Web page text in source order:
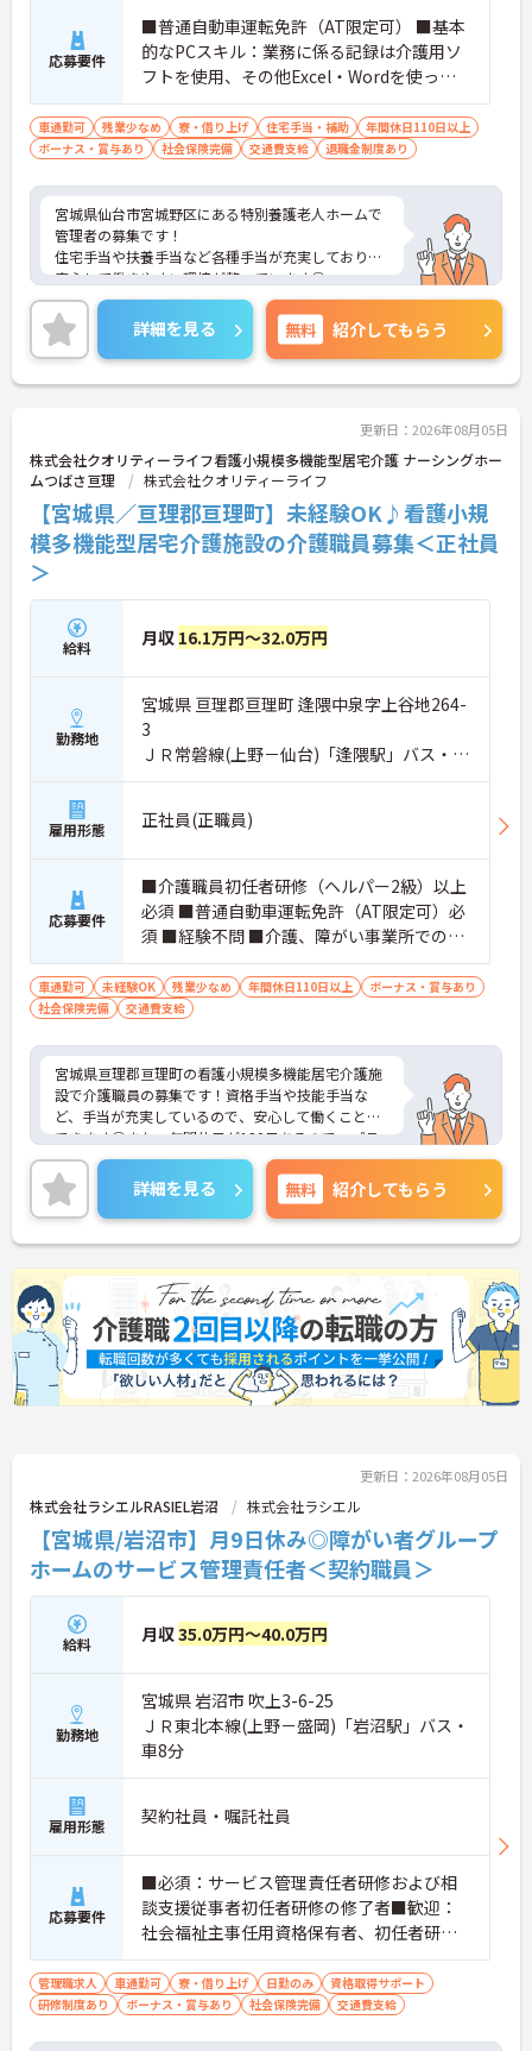
応募要件
■普通自動車運転免許（AT限定可） ■基本
的なPCスキル：業務に係る記録は介護用ソ
フトを使用、その他Excel・Wordを使った
入力作業・文書作成あり ■介護業務及び管
理に係る実務経験（在宅・施設を問わず）3
年程度あれば尚可
車通勤可 残業少なめ 寮・借り上げ 住宅手当・補助
年間休日110日以上
ボーナス・賞与あり
社会保険完備 交通費支給 退職金制度あり
宮城県仙台市宮城野区にある特別養護老人ホームで
管理者の募集です！
住宅手当や扶養手当など各種手当が充実しており、
安心して働きやすい環境が整っています◎
また、完全週休2日制で年間休日も120日あるため、
プライベートの時間をしっかり確保でき仕事との両
立がしやすい職場です♪
ご興味ある方は面接ポイントをお伝えしますので、
お気軽にご連絡ください。
詳細を見る 無料 紹介してもらう
更新日：2026年08月05日
株式会社クオリティーライフ看護小規模多機能型居宅介護 ナーシングホー
ムつばさ亘理
株式会社クオリティーライフ
【宮城県／亘理郡亘理町】未経験OK♪看護小規
模多機能型居宅介護施設の介護職員募集＜正社員
＞
給料 月収 16.1万円～32.0万円
勤務地
宮城県 亘理郡亘理町 逢隈中泉字上谷地264-
3
ＪＲ常磐線(上野－仙台)「逢隈駅」バス・車
10分
雇用形態 正社員(正職員)
応募要件
■介護職員初任者研修（ヘルパー2級）以上
必須 ■普通自動車運転免許（AT限定可）必
須 ■経験不問 ■介護、障がい事業所での勤
務経験あれば尚可 ■居宅生活支援に係る免
許、資格があれば尚可
車通勤可 未経験OK 残業少なめ 年間休日110日以上
ボーナス・賞与あり
社会保険完備
交通費支給
宮城県亘理郡亘理町の看護小規模多機能居宅介護施
設で介護職員の募集です！資格手当や技能手当な
ど、手当が充実しているので、安心して働くことが
できます◎また、年間休日が120日あるので、プラ
イベートもバッチリです♪ご興味のある方は、面接
ポイントをお伝えしますので、お気軽にご連絡くだ
さい。
詳細を見る 無料 紹介してもらう
更新日：2026年08月05日
株式会社ラシエルRASIEL岩沼 株式会社ラシエル
【宮城県/岩沼市】月9日休み◎障がい者グループ
ホームのサービス管理責任者＜契約職員＞
給料 月収35.0万円～40.0万円
勤務地
宮城県 岩沼市 吹上3-6-25
ＪＲ東北本線(上野－盛岡)「岩沼駅」バス・
車8分
雇用形態 契約社員・嘱託社員
応募要件
■必須：サービス管理責任者研修および相
談支援従事者初任者研修の修了者■歓迎：
社会福祉主事任用資格保有者、初任者研修
（旧ヘルパー2級）、サービス管理責任者の
業務経験
管理職求人 車通勤可 寮・借り上げ 日勤のみ
資格取得サポート
研修制度あり
ボーナス・賞与あり 社会保険完備 交通費支給